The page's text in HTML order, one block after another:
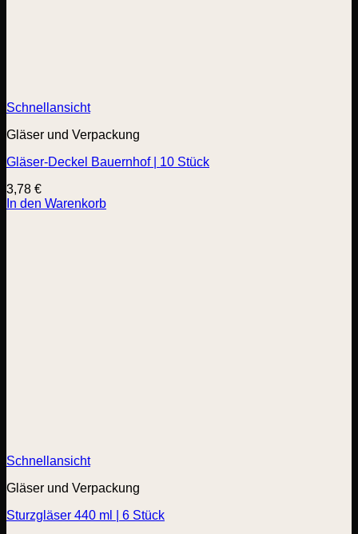
Schnellansicht
Gläser und Verpackung
Gläser-Deckel Bauernhof | 10 Stück
3,78 €
In den Warenkorb
Schnellansicht
Gläser und Verpackung
Sturzgläser 440 ml | 6 Stück